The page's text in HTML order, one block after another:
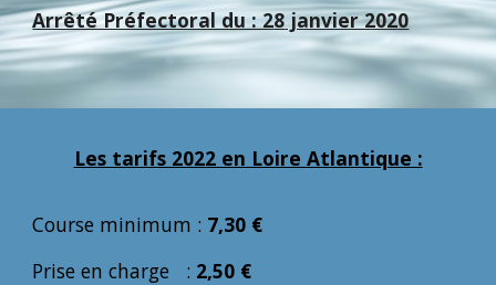
Arrêté Préfectoral du : 28 janvier 2020
Les tarifs 2022 en Loire Atlantique :
Course minimum : 7,30 €
Prise en charge : 2,50 €